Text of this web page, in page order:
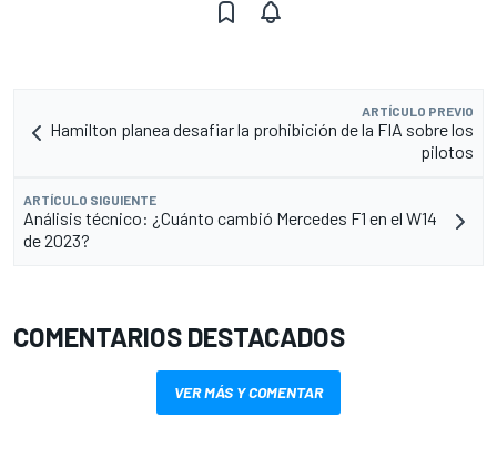
ARTÍCULO PREVIO
Hamilton planea desafiar la prohibición de la FIA sobre los
pilotos
ARTÍCULO SIGUIENTE
Análisis técnico: ¿Cuánto cambió Mercedes F1 en el W14
de 2023?
COMENTARIOS DESTACADOS
VER MÁS Y COMENTAR